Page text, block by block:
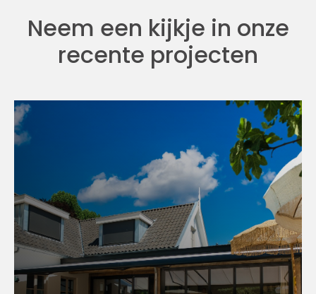
Neem een kijkje in onze
recente projecten